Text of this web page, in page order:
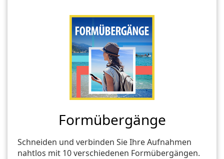
Formübergänge
Schneiden und verbinden Sie Ihre Aufnahmen
nahtlos mit 10 verschiedenen Formübergängen.